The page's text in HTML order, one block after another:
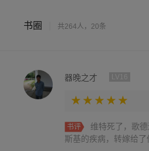
书圈 共264人，20条
器晚之才
书评
维特死了，歌
斯基的疾病，转嫁给